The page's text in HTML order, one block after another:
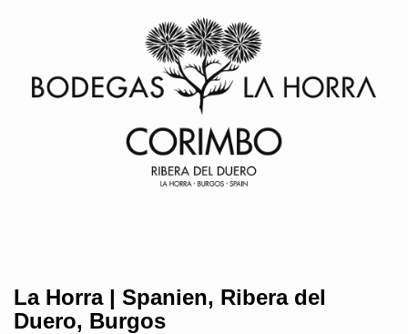
La Horra | Spanien, Ribera del
Duero, Burgos